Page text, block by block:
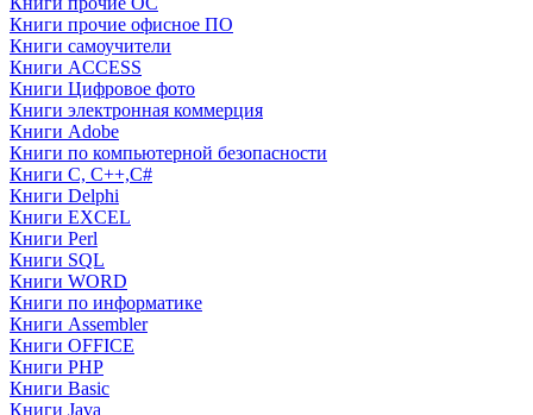
Книги прочие офисное ПО
Книги самоучители
Книги ACCESS
Книги Цифровое фото
Книги электронная коммерция
Книги Adobe
Книги по компьютерной безопасности
Книги C, C++,С#
Книги Delphi
Книги EXCEL
Книги Perl
Книги SQL
Книги WORD
Книги по информатике
Книги Assembler
Книги OFFICE
Книги PHP
Книги Basic
Книги Java